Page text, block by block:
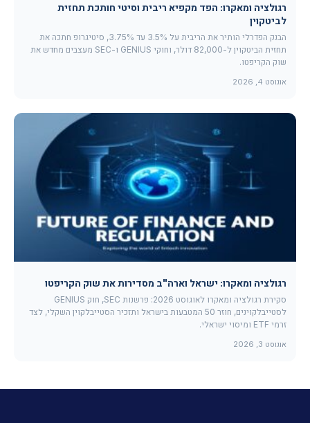
רגולציה ומאקרו: הפד מקפיא ריבית וסיטי חותכת תחזית
לביטקוין
הבנק הפדרלי הותיר את הריבית על 3.5% עד 3.75%, סיטיגרופ חתכה את
תחזית הביטקוין ל-82,000 דולר, וחוקי GENIUS ו-SEC מעצבים מחדש את
שוק הקריפטו.
אוגוסט 4, 2026
רגולציה ומאקרו: ישראל וארה"ב מסדירות את שוק הקריפטו
סקירת רגולציה ומאקרו לאוגוסט 2026: פרשנות SEC, חוק GENIUS
לסטייבלקוינים, חוזר 50 המטבעות בישראל ותזכיר הסטייבלקוין השקלי, לצד
זרמי ETF ומיסוי ישראלי.
אוגוסט 3, 2026